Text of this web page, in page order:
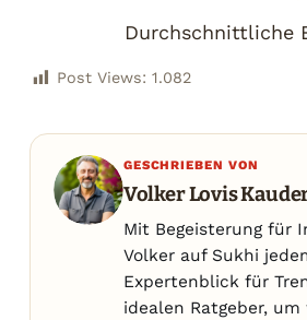
Durchschnittliche
Post Views: 1.082
GESCHRIEBEN VON
Volker Lovis
Mit Begeisterung für
Volker auf Sukhi
Expertenblick für
idealen Ratgeber,